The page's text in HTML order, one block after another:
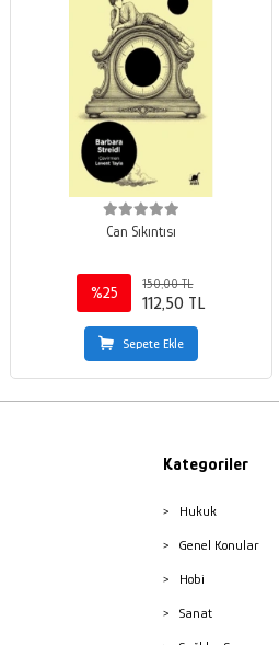
Can Sıkıntısı
%25
150,00 TL
112,50 TL
Sepete Ekle
Kategoriler
Hukuk
Genel Konular
Hobi
Sanat